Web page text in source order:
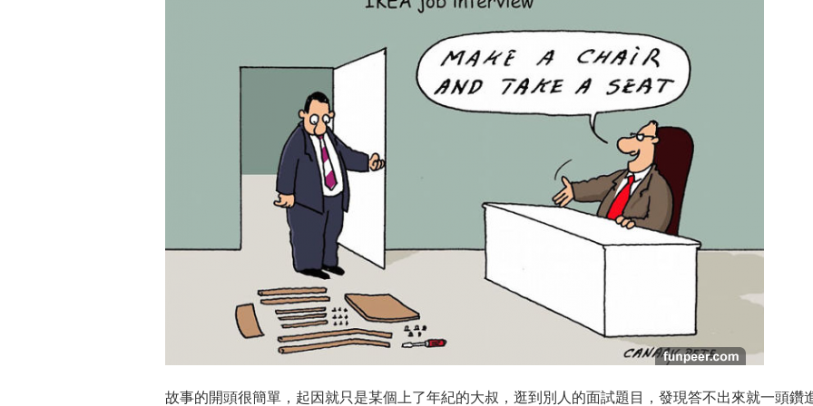
故事的開頭很簡單，起因就只是某個上了年紀的大叔，逛到別人的面試題目，發現答不出來就一頭鑽